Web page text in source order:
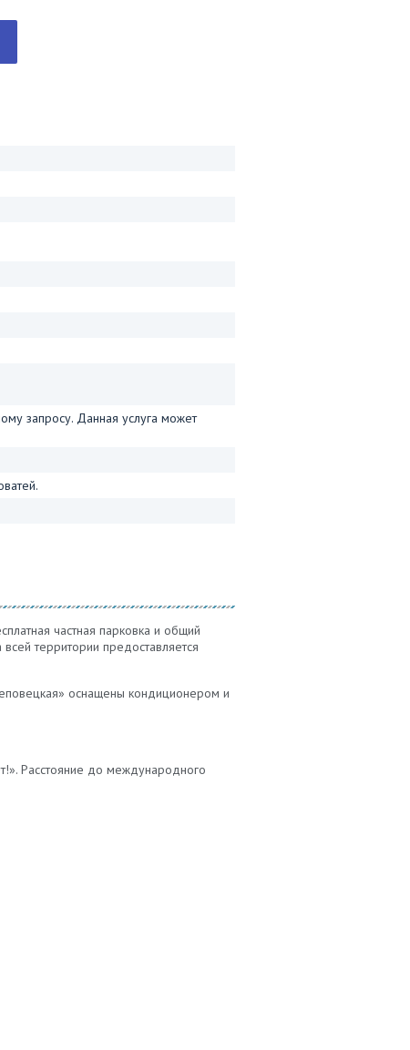
запросу. Данная услуга может
частная парковка и общий
территории предоставляется
оснащены кондиционером и
Расстояние до международного